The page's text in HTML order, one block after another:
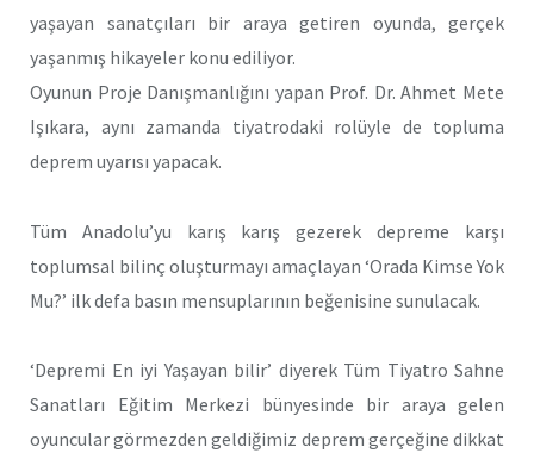
yaşayan sanatçıları bir araya getiren oyunda, gerçek
yaşanmış hikayeler konu ediliyor.
Oyunun Proje Danışmanlığını yapan Prof. Dr. Ahmet Mete
Işıkara, aynı zamanda tiyatrodaki rolüyle de topluma
deprem uyarısı yapacak.
Tüm Anadolu’yu karış karış gezerek depreme karşı
toplumsal bilinç oluşturmayı amaçlayan ‘Orada Kimse Yok
Mu?’ ilk defa basın mensuplarının beğenisine sunulacak.
‘Depremi En iyi Yaşayan bilir’ diyerek Tüm Tiyatro Sahne
Sanatları Eğitim Merkezi bünyesinde bir araya gelen
oyuncular görmezden geldiğimiz deprem gerçeğine dikkat